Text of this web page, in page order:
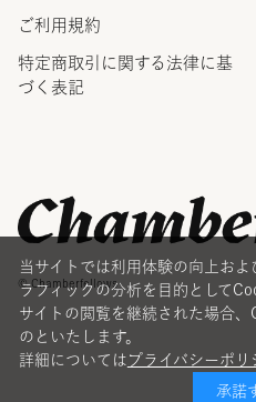
ご利用規約
特定商取引に関する法律に 基
づく表記
© Chamberfellows
当サイトでは利用体験の向上お
ラフィックの分析を目的として
サイトの閲覧を継続された場合
のといたします。
詳細については プライバシーポリ
承諾